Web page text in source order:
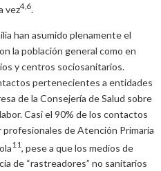
vez4,6.
han asumido plenamente el
la población general como en
y centros sociosanitarios.
pertenecientes a entidades
de la Consejería de Salud sobre
Casi el 90% de los contactos
de Atención Primaria
11 , pese a que los medios de
de “rastreadores” no sanitarios